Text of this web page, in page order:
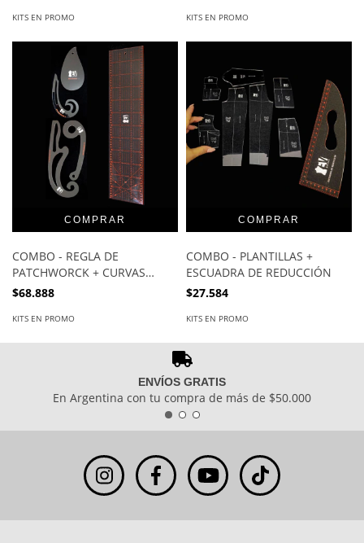
KITS EN PROMO KITS EN PROMO
COMBO - REGLA DE
PATCHWORCK + CURVAS
FRANCESAS
$68.888
KITS EN PROMO
COMBO - PLANTILLAS +
ESCUADRA DE REDUCCIÓN
$27.584
KITS EN PROMO
ENVÍOS GRATIS
En Argentina con tu compra de más de $50.000